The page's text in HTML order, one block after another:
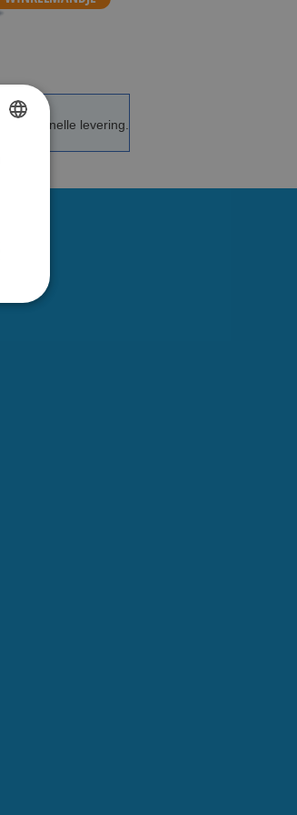
Snelle levering.